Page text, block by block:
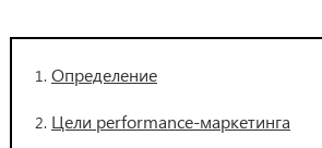
Определение
Цели performance-маркетинга